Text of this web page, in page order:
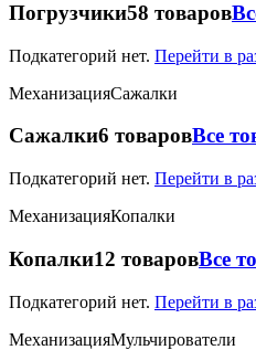
Погрузчики58 товаров
Подкатегорий нет. Перейти в
МеханизацияСажалки
Сажалки6 товаровВсе
Подкатегорий нет. Перейти в
МеханизацияКопалки
Копалки12 товаровВсе
Подкатегорий нет. Перейти в
МеханизацияМульчирователи